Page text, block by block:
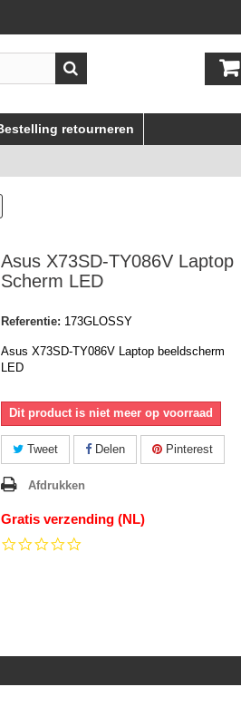
retourneren
Asus X73SD-TY086V Laptop
Scherm LED
Referentie: 173GLOSSY
Asus X73SD-TY086V Laptop beeldscherm
LED
Dit product is niet meer op voorraad
Tweet Delen Pinterest
Afdrukken
Gratis verzending (NL)